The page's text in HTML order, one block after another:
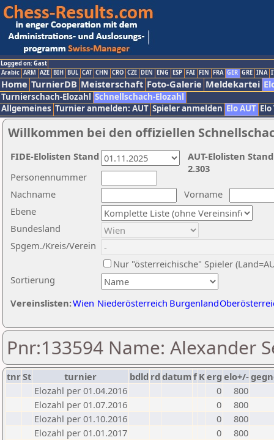
Logged on: Gast
Arabic ARM AZE BIH BUL CAT CHN CRO CZE DEN ENG ESP FAI FIN FRA GER GRE INA
Home TurnierDB Meisterschaft Foto-Galerie Meldekartei
Turnierschach-Elozahl Schnellschach-Elozahl
Allgemeines Turnier anmelden: AUT Spieler anmelden Elo AUT
Willkommen bei den offiziellen
Nachname
Vorname
Ebene
Sortierung
Personennummer
Bundesland
Spgem./Kreis/Verein
Nur "österreichische" Spieler
Vereinslisten:Wien Niederösterreich Burgenland
AUT-Elolisten
2.303
FIDE-Elolisten Stand
Pnr:133594 Name: Alexander
tnrSt turnier bdld rd datumf Kerg elo+/-
Elozahl per 01.04.2016
0
800
Elozahl per 01.07.2016
0
800
Elozahl per 01.10.2016
0
800
Elozahl per 01.01.2017
0
800